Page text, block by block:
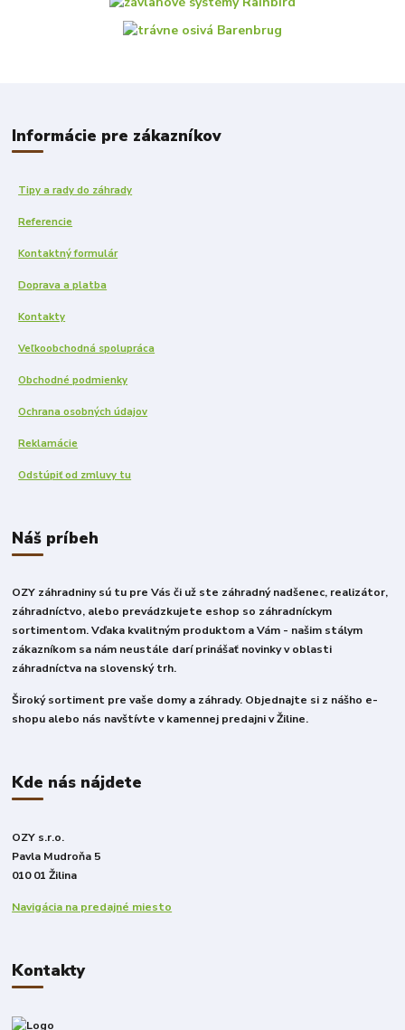
Informácie pre zákazníkov
Tipy a rady do záhrady
Referencie
Kontaktný formulár
Doprava a platba
Kontakty
Veľkoobchodná spolupráca
Obchodné podmienky
Ochrana osobných údajov
Reklamácie
Odstúpiť od zmluvy tu
Náš príbeh
OZY záhradniny sú tu pre Vás či už ste záhradný nadšenec, realizátor,
záhradníctvo, alebo prevádzkujete eshop so záhradníckym
sortimentom. Vďaka kvalitným produktom a Vám - našim stálym
zákazníkom sa nám neustále darí prinášať novinky v oblasti
záhradníctva na slovenský trh.
Široký sortiment pre vaše domy a záhrady. Objednajte si z nášho e-
shopu alebo nás navštívte v kamennej predajni v Žiline.
Kde nás nájdete
OZY s.r.o.
Pavla Mudroňa 5
010 01 Žilina
Navigácia na predajné miesto
Kontakty